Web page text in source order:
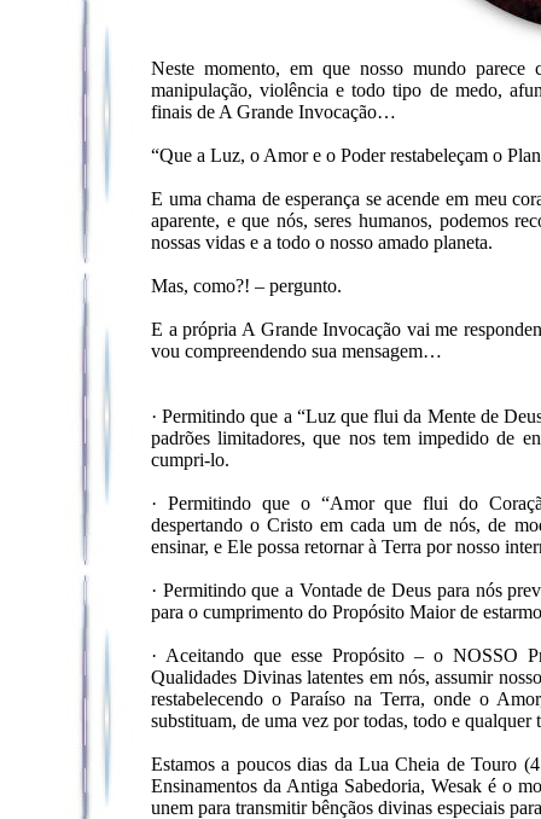
Neste momento, em que nosso mundo
manipulação, violência e todo tipo de medo,
finais de A Grande Invocação…
“Que a Luz, o Amor e o Poder restabeleçam o
E uma chama de esperança se acende em meu
aparente, e que nós, seres humanos, podemos
nossas vidas e a todo o nosso amado planeta.
Mas, como?! – pergunto.
E a própria A Grande Invocação vai me
vou compreendendo sua mensagem…
· Permitindo que a “Luz que flui da Mente de
padrões limitadores, que nos tem impedido de
cumpri-lo.
· Permitindo que o “Amor que flui do
despertando o Cristo em cada um de nós, de
ensinar, e Ele possa retornar à Terra por nosso
· Permitindo que a Vontade de Deus para nós
para o cumprimento do Propósito Maior de
· Aceitando que esse Propósito – o NOSSO
Qualidades Divinas latentes em nós, assumir
restabelecendo o Paraíso na Terra, onde o
substituam, de uma vez por todas, todo e qualquer
Estamos a poucos dias da Lua Cheia de Touro
Ensinamentos da Antiga Sabedoria, Wesak é o
unem para transmitir bênçãos divinas especiais